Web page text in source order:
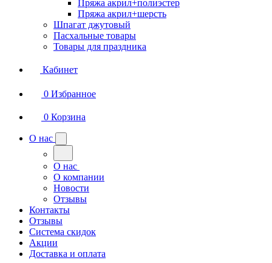
Пряжа акрил+полиэстер
Пряжа акрил+шерсть
Шпагат джутовый
Пасхальные товары
Товары для праздника
Кабинет
0 Избранное
0 Корзина
О нас
О нас
О компании
Новости
Отзывы
Контакты
Отзывы
Система скидок
Акции
Доставка и оплата